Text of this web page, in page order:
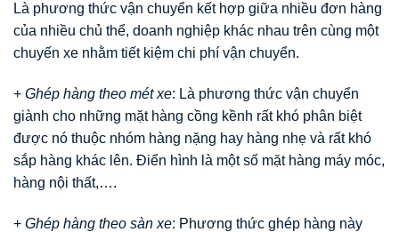
Là phương thức vận chuyển kết hợp giữa nhiều đơn hàng
của nhiều chủ thể, doanh nghiệp khác nhau trên cùng một
chuyến xe nhằm tiết kiệm chi phí vận chuyển.
+ Ghép hàng theo mét xe: Là phương thức vận chuyển
giành cho những mặt hàng cồng kềnh rất khó phân biệt
được nó thuộc nhóm hàng nặng hay hàng nhẹ và rất khó
sắp hàng khác lên. Điển hình là một số mặt hàng máy móc,
hàng nội thất,….
+ Ghép hàng theo sàn xe: Phương thức ghép hàng này